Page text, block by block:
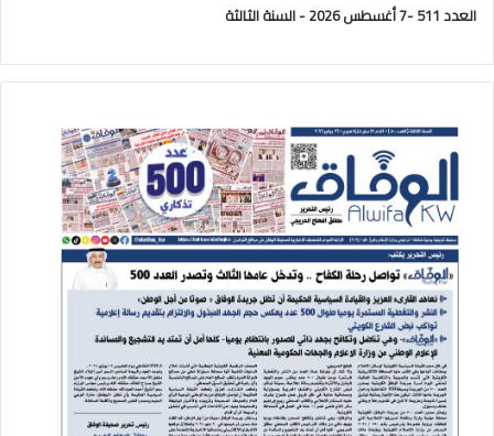
العدد 511 -7 أغسطس 2026 - السنة الثالثة